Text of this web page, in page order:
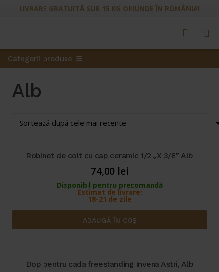
LIVRARE GRATUITĂ SUB 15 KG ORIUNDE ÎN ROMÂNIA!
Categorii produse
Alb
Robinet de colt cu cap ceramic 1/2 „X 3/8” Alb
74,00 lei
Disponibil pentru precomandă
Estimat de livrare:
18-21 de zile
ADAUGĂ ÎN COȘ
Dop pentru cada freestanding Invena Astri, Alb